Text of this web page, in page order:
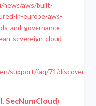
news/aws/built-
in-europe-aws-
and-governance-
sovereign-cloud
support/faq/71/discover-
SecNumCloud)